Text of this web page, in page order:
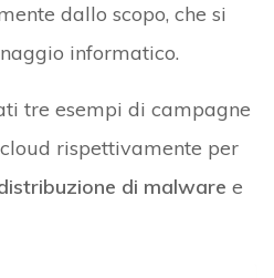
dallo scopo, che si
informatico.
tre esempi di campagne
rispettivamente per
di malware e